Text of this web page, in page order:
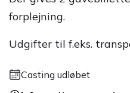
forplejning.
Udgifter til f.eks.
Casting udløbet